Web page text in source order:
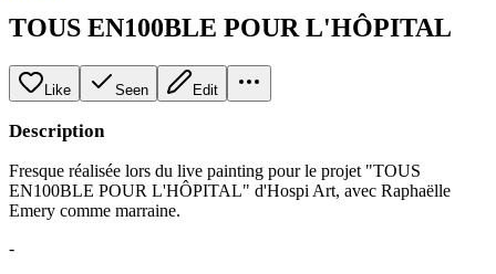
TOUS EN100BLE POUR L'HÔPITAL
Like Seen Edit
Description
Fresque réalisée lors du live painting pour le projet "TOUS
EN100BLE POUR L'HÔPITAL" d'Hospi Art, avec Raphaëlle
Emery comme marraine.
-